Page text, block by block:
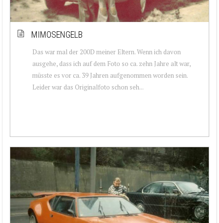
MIMOSENGELB
Das war mal der 200D meiner Eltern. Wenn ich davon
ausgehe, dass ich auf dem Foto so ca. zehn Jahre alt war,
müsste es vor ca. 39 Jahren aufgenommen worden sein.
Leider war das Originalfoto schon seh...